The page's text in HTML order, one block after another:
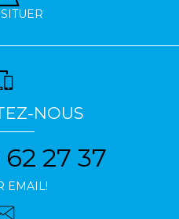
NOUS
27 37
EMAIL!